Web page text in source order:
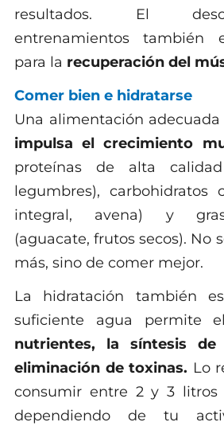
resultados. El
entrenamientos también
para la recuperación del
Comer bien e hidratarse
Una alimentación
impulsa el crecimiento
proteínas de alta
legumbres), carbohidratos
integral, avena) y
(aguacate, frutos secos). No
más, sino de comer mejor.
La hidratación también
suficiente agua permite
nutrientes, la síntesis
eliminación de toxinas. Lo
consumir entre 2 y 3
dependiendo de tu